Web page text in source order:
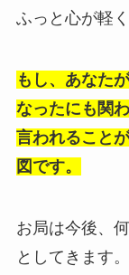
ふっと心が軽
もし、あなた
なったにも関
言われること
図です。
お局は今後、
としてきます。